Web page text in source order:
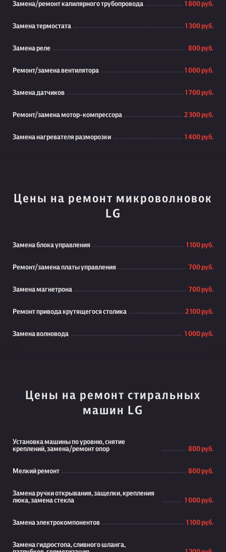
Замена/ремонт капилярного трубопровода 1 800 руб.
Замена термостата 1 300 руб.
Замена реле 800 руб.
Ремонт/замена вентилятора 1 000 руб.
Замена датчиков 1 700 руб.
Ремонт/замена мотор-компрессора 2 300 руб.
Замена нагревателя разморозки 1 400 руб.
Цены на ремонт микроволновок
LG
Замена блока управления 1 100 руб.
Ремонт/замена платы управления 700 руб.
Замена магнетрона 700 руб.
Ремонт привода крутящегося столика 2 100 руб.
Замена волновода 1 000 руб.
Цены на ремонт стиральных
машин LG
Установка машины по уровню, снятие
креплений, замена/ремонт опор
800 руб.
Мелкий ремонт 800 руб.
Замена ручки открывания, защелки, крепления
люка, замена стекла
1 000 руб.
Замена электрокомпонентов 1 100 руб.
Замена гидростопа, сливного шланга,